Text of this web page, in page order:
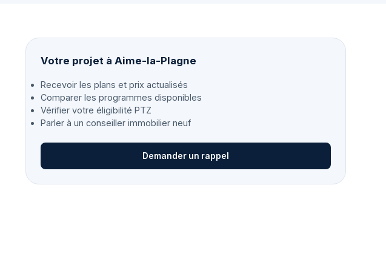
Votre projet à Aime-la-Plagne
Recevoir les plans et prix actualisés
Comparer les programmes disponibles
Vérifier votre éligibilité PTZ
Parler à un conseiller immobilier neuf
Demander un rappel